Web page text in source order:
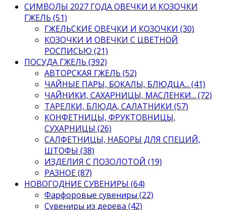
СИМВОЛЫ 2027 ГОДА ОВЕЧКИ И КОЗОЧКИ
ГЖЕЛЬ (51)
ГЖЕЛЬСКИЕ ОВЕЧКИ И КОЗОЧКИ (30)
КОЗОЧКИ И ОВЕЧКИ С ЦВЕТНОЙ
РОСПИСЬЮ (21)
ПОСУДА ГЖЕЛЬ (392)
АВТОРСКАЯ ГЖЕЛЬ (52)
ЧАЙНЫЕ ПАРЫ, БОКАЛЫ, БЛЮДЦА... (41)
ЧАЙНИКИ, САХАРНИЦЫ, МАСЛЕНКИ... (72)
ТАРЕЛКИ, БЛЮДА, САЛАТНИКИ (57)
КОНФЕТНИЦЫ, ФРУКТОВНИЦЫ,
СУХАРНИЦЫ (26)
САЛФЕТНИЦЫ, НАБОРЫ ДЛЯ СПЕЦИЙ,
ШТОФЫ (38)
ИЗДЕЛИЯ С ПОЗОЛОТОЙ (19)
РАЗНОЕ (87)
НОВОГОДНИЕ СУВЕНИРЫ (64)
Фарфоровые сувениры (22)
Сувениры из дерева (42)